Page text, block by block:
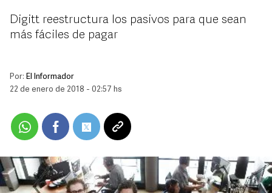
Digitt reestructura los pasivos para que sean
más fáciles de pagar
Por: El Informador
22 de enero de 2018 - 02:57 hs